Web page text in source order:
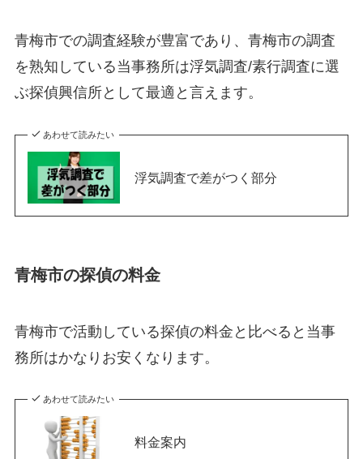
青梅市での調査経験が豊富であり、青梅市の調査
を熟知している当事務所は浮気調査/素行調査に選
ぶ探偵興信所として最適と言えます。
あわせて読みたい
浮気調査で差がつく部分
青梅市の探偵の料金
青梅市で活動している探偵の料金と比べると当事
務所はかなりお安くなります。
あわせて読みたい
料金案内